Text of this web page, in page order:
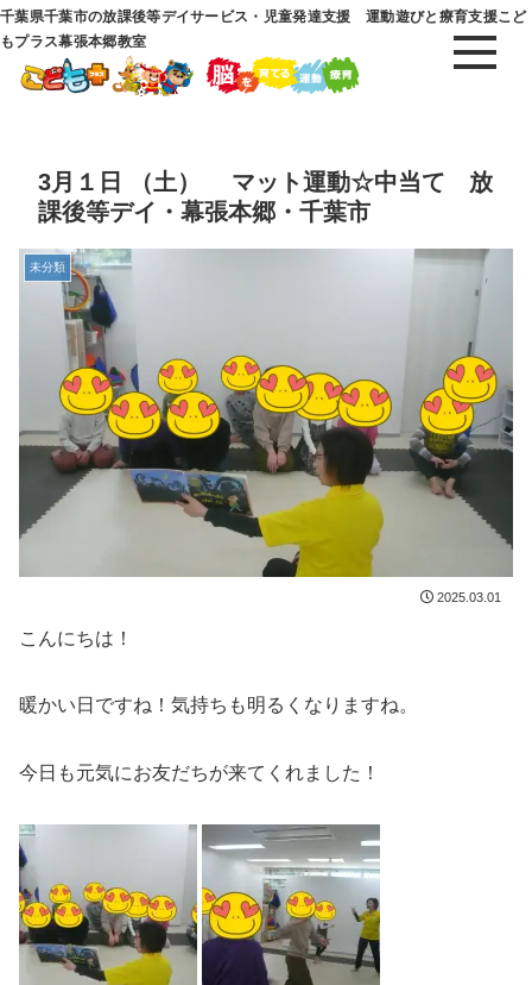
千葉県千葉市の放課後等デイサービス・児童発達支援 運動遊びと療育支援こど
もプラス幕張本郷教室
3月１日 （土） マット運動☆中当て 放
課後等デイ・幕張本郷・千葉市
未分類
2025.03.01
こんにちは！
暖かい日ですね！気持ちも明るくなりますね。
今日も元気にお友だちが来てくれました！